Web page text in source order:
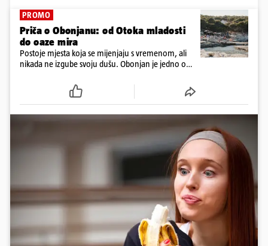
PROMO
Priča o Obonjanu: od Otoka mladosti
do oaze mira
Postoje mjesta koja se mijenjaju s vremenom, ali
nikada ne izgube svoju dušu. Obonjan je jedno od